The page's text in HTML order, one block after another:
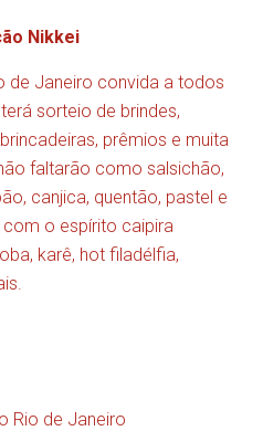
Nikkei
de Janeiro convida a todos
sorteio de brindes,
prêmios e muita
faltarão como salsichão,
canjica, quentão, pastel e
o espírito caipira
karê, hot filadélfia,
Rio de Janeiro